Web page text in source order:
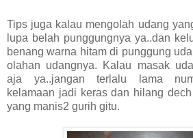
Tips juga kalau mengolah udang
lupa belah punggungnya ya..dan
benang warna hitam di punggung
olahan udangnya. Kalau masak
aja ya..jangan terlalu lama
kelamaan jadi keras dan hilang
yang manis2 gurih gitu.